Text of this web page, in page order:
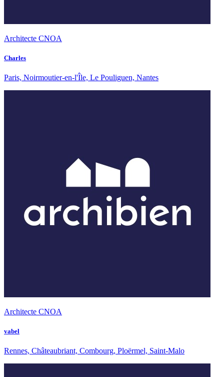
Architecte CNOA
Charles
Paris, Noirmoutier-en-l'Île, Le Pouliguen, Nantes
Architecte CNOA
vabel
Rennes, Châteaubriant, Combourg, Ploërmel, Saint-Malo